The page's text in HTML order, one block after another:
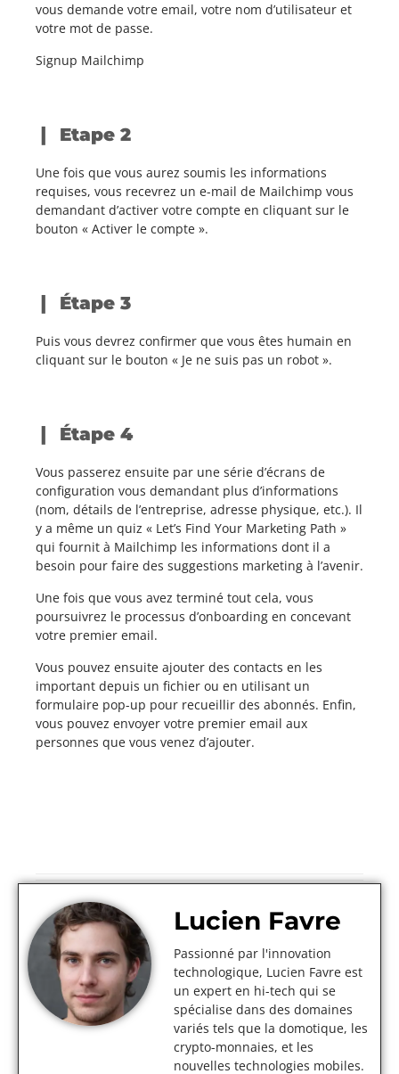
vous demande votre email, votre nom d’utilisateur et
votre mot de passe.
Signup Mailchimp
Etape 2
Une fois que vous aurez soumis les informations
requises, vous recevrez un e-mail de Mailchimp vous
demandant d’activer votre compte en cliquant sur le
bouton « Activer le compte ».
Étape 3
Puis vous devrez confirmer que vous êtes humain en
cliquant sur le bouton « Je ne suis pas un robot ».
Étape 4
Vous passerez ensuite par une série d’écrans de
configuration vous demandant plus d’informations
(nom, détails de l’entreprise, adresse physique, etc.). Il
y a même un quiz « Let’s Find Your Marketing Path »
qui fournit à Mailchimp les informations dont il a
besoin pour faire des suggestions marketing à l’avenir.
Une fois que vous avez terminé tout cela, vous
poursuivrez le processus d’onboarding en concevant
votre premier email.
Vous pouvez ensuite ajouter des contacts en les
important depuis un fichier ou en utilisant un
formulaire pop-up pour recueillir des abonnés. Enfin,
vous pouvez envoyer votre premier email aux
personnes que vous venez d’ajouter.
Lucien Favre
Passionné par l'innovation
technologique, Lucien Favre est
un expert en hi-tech qui se
spécialise dans des domaines
variés tels que la domotique, les
crypto-monnaies, et les
nouvelles technologies mobiles.